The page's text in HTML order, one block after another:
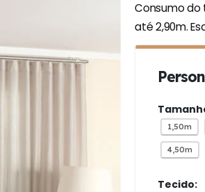
Consumo do
até 2,90m.
1,50m
4,50m
Tecido: